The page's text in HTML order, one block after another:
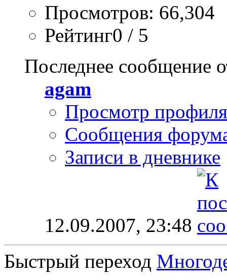
Просмотров: 66,304
Рейтинг0 / 5
Последнее сообщение
agam
Просмотр профиля
Сообщения
Записи в дневнике
12.09.2007, 23:48
Быстрый переход